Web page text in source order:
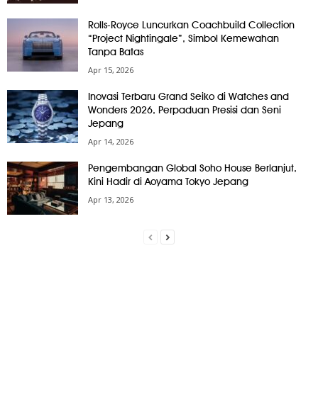
Rolls-Royce Luncurkan Coachbuild Collection
“Project Nightingale”, Simbol Kemewahan
Tanpa Batas
Apr 15, 2026
Inovasi Terbaru Grand Seiko di Watches and
Wonders 2026, Perpaduan Presisi dan Seni
Jepang
Apr 14, 2026
Pengembangan Global Soho House Berlanjut,
Kini Hadir di Aoyama Tokyo Jepang
Apr 13, 2026